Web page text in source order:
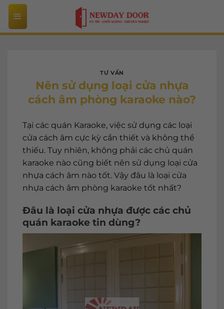
Bỏ
qua
nội
TƯ VẤN
Nên sử dụng loại cửa nhựa
cách âm phòng karaoke nào?
Tại các quán Karaoke, việc sử dụng các loại
cửa cách âm cực kỳ cần thiết và không thể
thiếu. Tuy nhiên, không phải các chủ quán
karaoke nào cũng biết nên sử dụng loại cửa
nhựa cách âm nào tốt. Vậy đâu là loại cửa
nhựa cách âm phòng karaoke tốt nhất?
Đâu là loại cửa nhựa được các chủ
quán karaoke tin dùng?